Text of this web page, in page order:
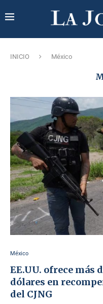
INICIO México
México
EE.UU. ofrece más
dólares en
del CJNG